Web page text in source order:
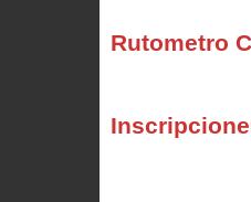
Rutometro